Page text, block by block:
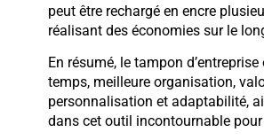
peut être rechargé en encre
réalisant des économies sur le
En résumé, le tampon
temps, meilleure organisation,
personnalisation et adaptabilité,
dans cet outil incontournable